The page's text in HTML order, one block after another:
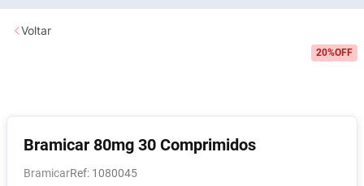
20%OFF
Bramicar 80mg 30 Comprimidos
Bramicar : 1080045
Voltar
1º Fralda
2
5º Fralda G
6º Shampoo